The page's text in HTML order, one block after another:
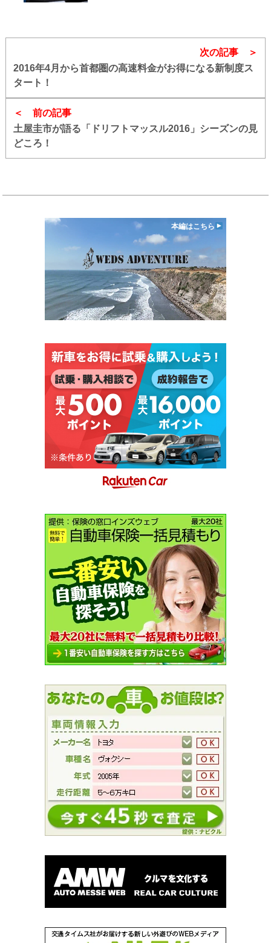
前の記事
土屋圭市が語る「ドリフトマッスル2016」シーズンの見
どころ！
次の記事
2016年4月から首都圏の高速料金がお得になる新制度ス
タート！
本編はこちら